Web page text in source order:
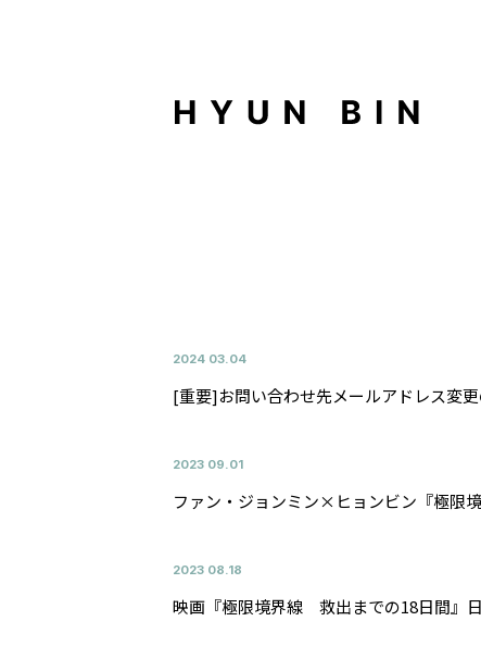
2024 03.04
[重要]お問い合わせ先メールアドレス変
2023 09.01
ファン・ジョンミン×ヒョンビン『極
2023 08.18
映画『極限境界線 救出までの18日間』